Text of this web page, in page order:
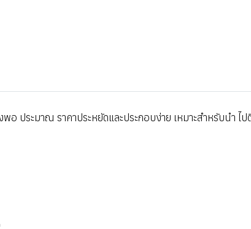
พอ ประมาณ ราคาประหยัดและประกอบง่าย เหมาะสำหรับนำ